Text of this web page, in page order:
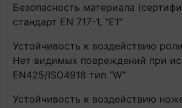
Безопасность материала
стандарт EN 717-1, "E1"
Устойчивость к воздействию
Нет видимых повреждений при
EN425/ISO4918 тип "W"
Устойчивость к воздействию